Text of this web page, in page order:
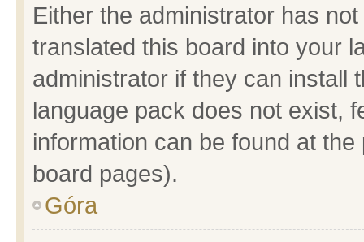
Either the administrator has
translated this board into your
administrator if they can install
language pack does not exist,
information can be found at
board pages).
Góra